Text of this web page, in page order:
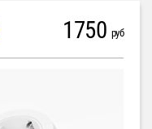
1750 руб